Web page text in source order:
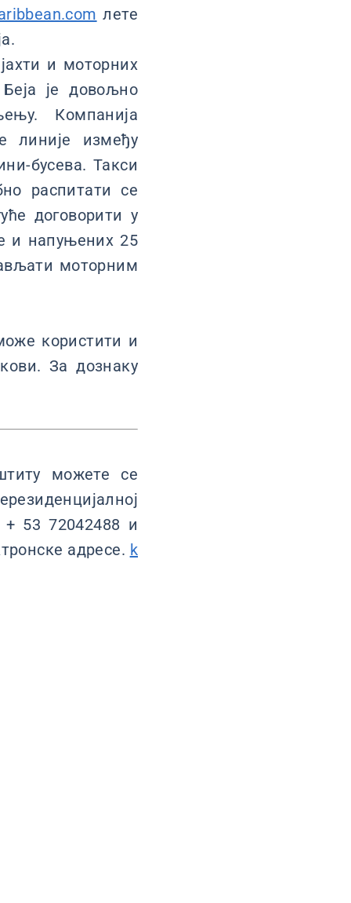
лете
и моторних
је довољно
Компанија
линије између
бусева. Такси
распитати се
договорити у
и напуњених 25
моторним
користити и
За дознаку
можете се
+ 53 72042488 и
адресе. k